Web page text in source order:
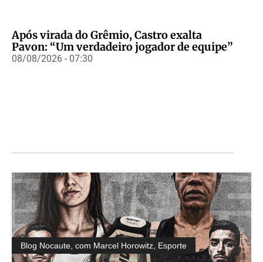
Após virada do Grêmio, Castro exalta
Pavon: “Um verdadeiro jogador de equipe”
08/08/2026 - 07:30
Blog Nocaute, com Marcel Horowitz Esporte